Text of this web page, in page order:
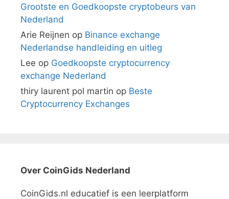
Grootste en Goedkoopste cryptobeurs van
Nederland
Arie Reijnen op Binance exchange
Nederlandse handleiding en uitleg
Lee op Goedkoopste cryptocurrency
exchange Nederland
thiry laurent pol martin op Beste
Cryptocurrency Exchanges
Over CoinGids Nederland
CoinGids.nl educatief is een leerplatform